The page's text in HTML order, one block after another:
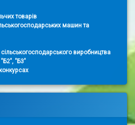
товарів
машин та
виробництва
"Б2", "Б3"